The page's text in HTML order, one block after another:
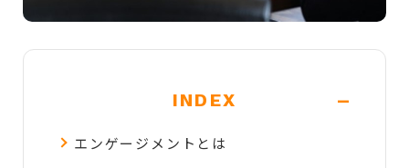
INDEX -
エンゲージメントとは